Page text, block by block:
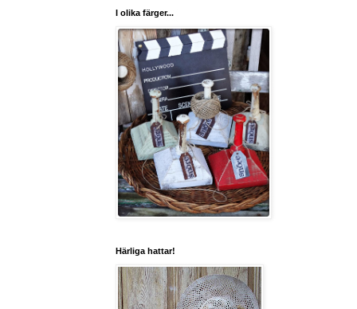
I olika färger...
Härliga hattar!